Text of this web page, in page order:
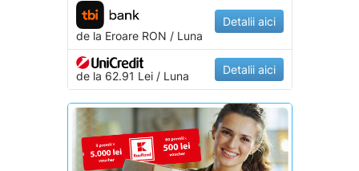
de la EroareRON / Luna
Detalii aici
de la 62.91 Lei / Luna Detalii aici